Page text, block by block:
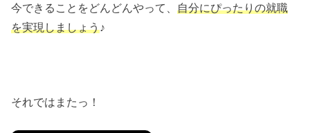
今できることをどんどんやって、自分にぴったりの就職
を実現しましょう♪
それではまたっ！